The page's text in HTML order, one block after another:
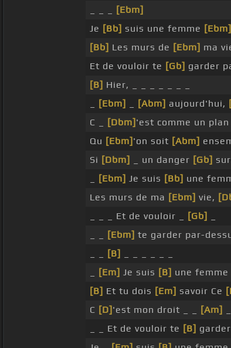
[Ebm]
Je [Bb] suis une femme [Ebm]
[Bb] Les murs de [Ebm] ma
Et de vouloir te [Gb] garder
[B] Hier, _ _ _ _ _ _ _
[Ebm] [Abm] aujourd'hui,
C _
[Dbm] 'est comme un plan
Qu [Ebm] 'on soit [Abm]
Si [Dbm] _ un danger [Gb]
[Ebm] Je suis [Bb] une
Les murs de ma [Ebm] vie,
_ _ _ Et de vouloir _
[Gb]
[Ebm] te garder par-
[B]
[Em] Je suis [B] une femme
[B] Et tu dois [Em] savoir Ce
C [D] 'est mon droit _ _ [Am]
_ _ Et de vouloir te [B] garder